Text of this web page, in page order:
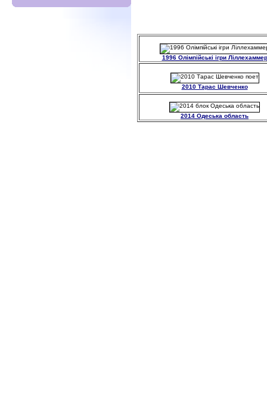
1996 Олімпійські ігри Ліллехаммер
2010 Тарас Шевченко
2014 Одеська область